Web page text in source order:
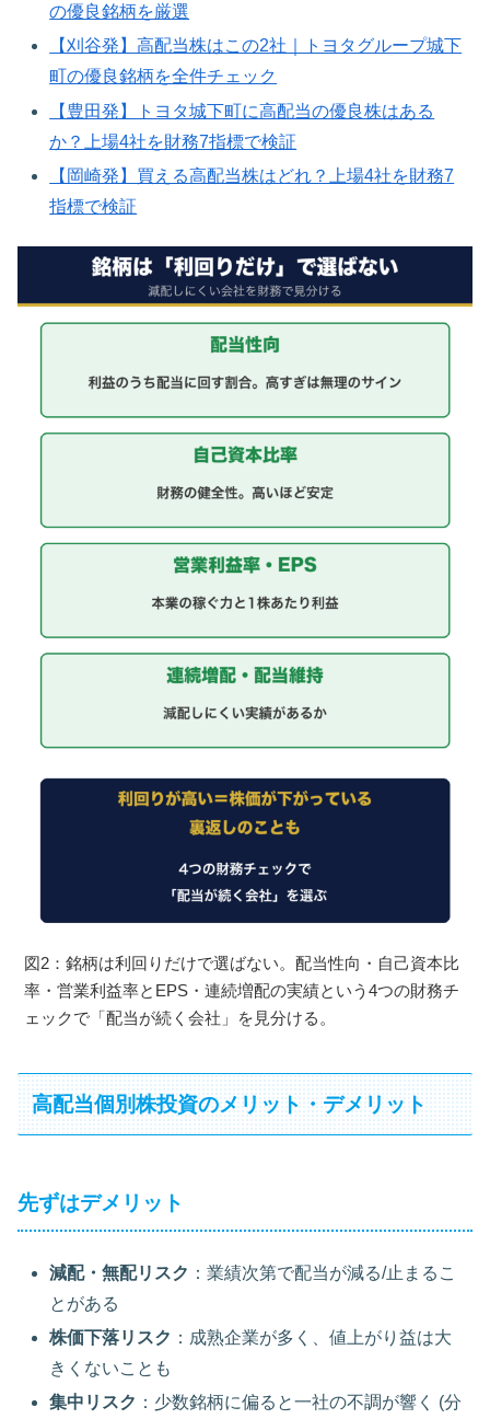
の優良銘柄を厳選
【刈谷発】高配当株はこの2社｜トヨタグループ城下
町の優良銘柄を全件チェック
【豊田発】トヨタ城下町に高配当の優良株はある
か？上場4社を財務7指標で検証
【岡崎発】買える高配当株はどれ？上場4社を財務7
指標で検証
図2：銘柄は利回りだけで選ばない。配当性向・自己資本比
率・営業利益率とEPS・連続増配の実績という4つの財務チ
ェックで「配当が続く会社」を見分ける。
高配当個別株投資のメリット・デメリット
先ずはデメリット
減配・無配リスク ：業績次第で配当が減る/止まるこ
とがある
株価下落リスク ：成熟企業が多く、値上がり益は大
きくないことも
集中リスク ：少数銘柄に偏ると一社の不調が響く (分